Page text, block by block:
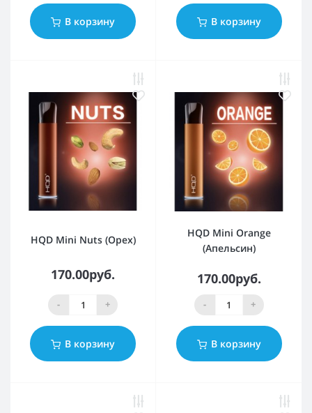
В корзину В корзину
HQD Mini Nuts (Орех)
170.00руб.
- +
В корзину
HQD Mini Orange
(Апельсин)
170.00руб.
- +
В корзину